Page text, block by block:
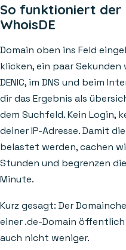
So funktioniert der
WhoisDE
Domain oben ins Feld
klicken, ein paar
DENIC, im DNS und beim
dir das Ergebnis als
dem Suchfeld. Kein Login,
deiner IP-Adresse. Damit
belastet werden, cachen
Stunden und begrenzen
Minute.
Kurz gesagt: Der
einer .de-Domain
auch nicht weniger.